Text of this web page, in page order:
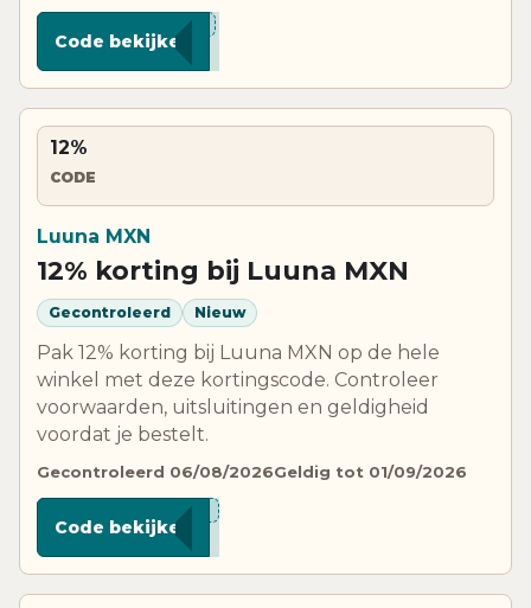
***LUE
Code bekijken
12%
CODE
Luuna MXN
12% korting bij Luuna MXN
Gecontroleerd Nieuw
Pak 12% korting bij Luuna MXN op de hele
winkel met deze kortingscode. Controleer
voorwaarden, uitsluitingen en geldigheid
voordat je bestelt.
Gecontroleerd 06/08/2026Geldig tot 01/09/2026
****A12
Code bekijken